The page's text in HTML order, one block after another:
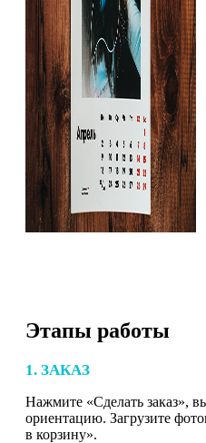
Этапы работы
1. ЗАКАЗ
Нажмите «Сделать заказ»,
ориентацию. Загрузите
в корзину».